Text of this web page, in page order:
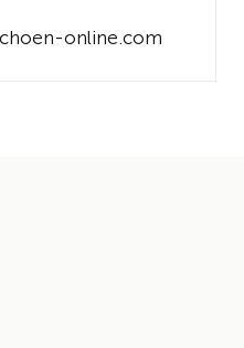
online.com